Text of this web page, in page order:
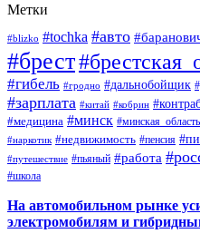
Метки
#blizko #tochka #авто
#брест
#гибель #гродно #дальнобойщик
#зарплата #китай #кобрин
#медицина #минск #минская_область
#наркотик #недвижимость #пенсия
#путешествие #пьяный #работа
#школа
На автомобильном рынке
электромобилям и